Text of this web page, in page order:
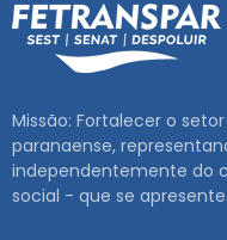
Missão: Fortalecer o
paranaense,
independentemente do
social - que se apresente.